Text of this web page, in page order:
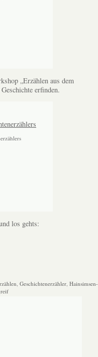
„Erzählen aus dem
erfinden.
los gehts:
Geschichtenerzähler Hainsimsen-